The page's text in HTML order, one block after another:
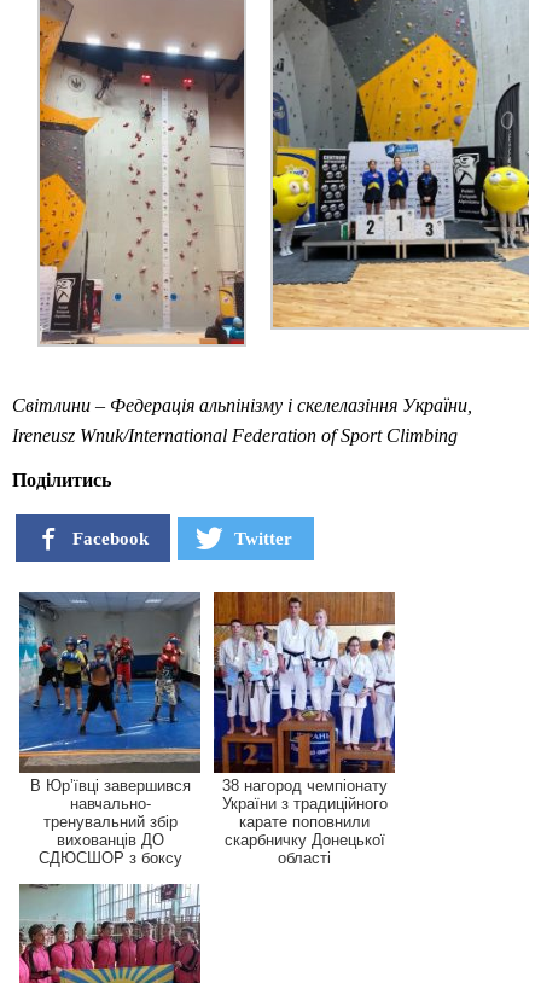
Світлини – Федерація альпінізму і скелелазіння України,
Ireneusz Wnuk/International Federation of Sport Climbing
Поділитись
Facebook Twitter
В Юр’ївці завершився
навчально-
тренувальний збір
вихованців ДО
СДЮСШОР з боксу
38 нагород чемпіонату
України з традиційного
карате поповнили
скарбничку Донецької
області